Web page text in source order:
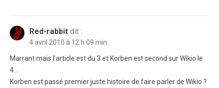
Red-rabbit dit :
4 avril 2010 à 12 h 09 min
Marrant mais l’article est du 3 et Korben est second sur Wikio le
4…
Korben est passé premier juste histoire de faire parler de Wikio ?